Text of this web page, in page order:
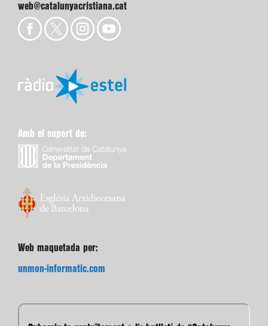
web@catalunyacristiana.cat
Amb el suport de:
Web maquetada per:
unmon-informatic.com